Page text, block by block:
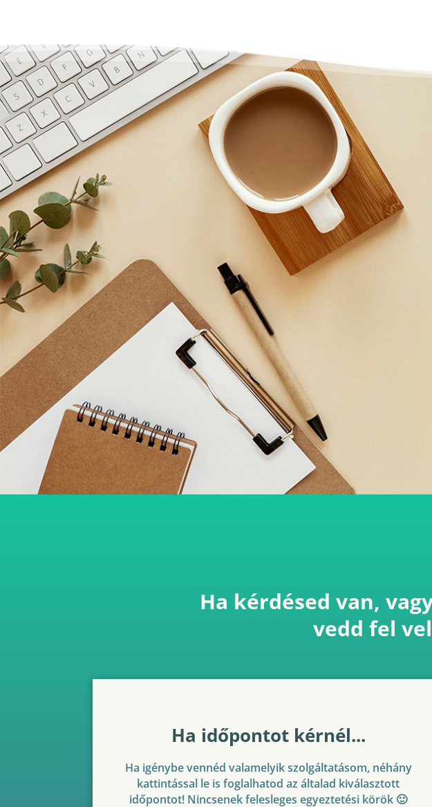
Ha kérdésed van,
vedd fel
Ha időpontot kérnél...
Ha igénybe vennéd valamelyik szolgáltatásom, néhány
kattintással le is foglalhatod az általad kiválasztott
időpontot! Nincsenek felesleges egyeztetési körök 🙂